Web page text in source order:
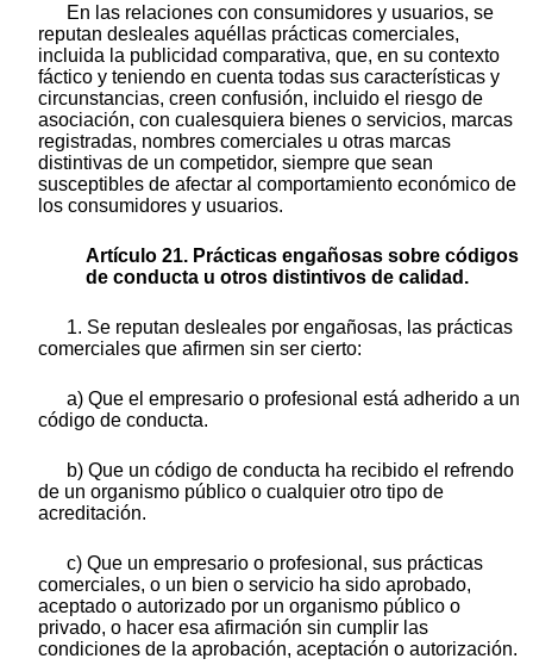
En las relaciones con consumidores y usuarios, se
reputan desleales aquéllas prácticas comerciales,
incluida la publicidad comparativa, que, en su contexto
fáctico y teniendo en cuenta todas sus características y
circunstancias, creen confusión, incluido el riesgo de
asociación, con cualesquiera bienes o servicios, marcas
registradas, nombres comerciales u otras marcas
distintivas de un competidor, siempre que sean
susceptibles de afectar al comportamiento económico de
los consumidores y usuarios.
Artículo 21. Prácticas engañosas sobre códigos
de conducta u otros distintivos de calidad.
1. Se reputan desleales por engañosas, las prácticas
comerciales que afirmen sin ser cierto:
a) Que el empresario o profesional está adherido a un
código de conducta.
b) Que un código de conducta ha recibido el refrendo
de un organismo público o cualquier otro tipo de
acreditación.
c) Que un empresario o profesional, sus prácticas
comerciales, o un bien o servicio ha sido aprobado,
aceptado o autorizado por un organismo público o
privado, o hacer esa afirmación sin cumplir las
condiciones de la aprobación, aceptación o autorización.